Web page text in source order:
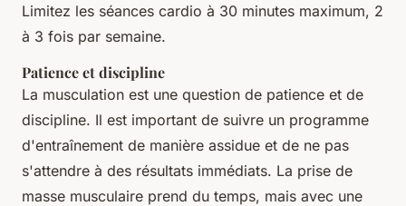
Limitez les séances cardio à 30 minutes maximum, 2
à 3 fois par semaine.
Patience et discipline
La musculation est une question de patience et de
discipline. Il est important de suivre un programme
d'entraînement de manière assidue et de ne pas
s'attendre à des résultats immédiats. La prise de
masse musculaire prend du temps, mais avec une